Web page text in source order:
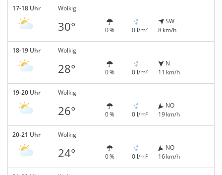
17-18 Uhr Wolkig
30° 0 % 0 l/m²
SW
8 km/h
18-19 Uhr Wolkig
28° 0 % 0 l/m²
N
11 km/h
19-20 Uhr Wolkig
26° 0 % 0 l/m²
NO
19 km/h
20-21 Uhr Wolkig
24° 0 % 0 l/m²
NO
16 km/h